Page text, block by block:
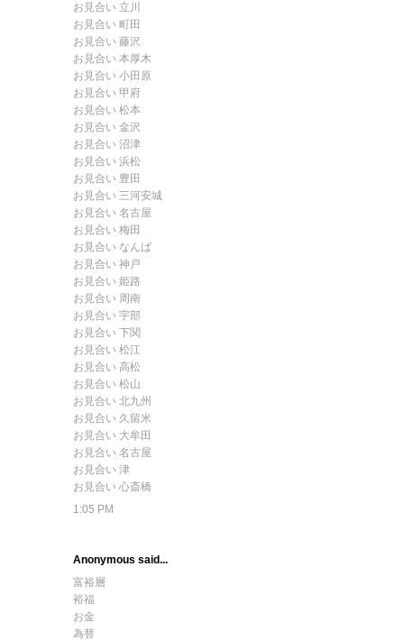
お見合い 立川
お見合い 町田
お見合い 藤沢
お見合い 本厚木
お見合い 小田原
お見合い 甲府
お見合い 松本
お見合い 金沢
お見合い 沼津
お見合い 浜松
お見合い 豊田
お見合い 三河安城
お見合い 名古屋
お見合い 梅田
お見合い なんば
お見合い 神戸
お見合い 姫路
お見合い 周南
お見合い 宇部
お見合い 下関
お見合い 松江
お見合い 高松
お見合い 松山
お見合い 北九州
お見合い 久留米
お見合い 大牟田
お見合い 名古屋
お見合い 津
お見合い 心斎橋
1:05 PM
Anonymous said...
富裕層
裕福
お金
為替